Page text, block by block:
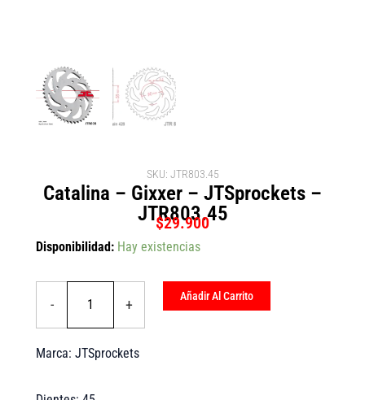
SKU: JTR803.45
Catalina – Gixxer – JTSprockets –
JTR803.45
$29.900
Disponibilidad: Hay existencias
-
Catalina
JTSprockets
cantidad
+
Añadir Al Carrito
Marca: JTSprockets